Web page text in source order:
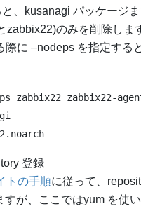
、kusanagi パッケージ
zabbix22)のみを削除しま
際に –nodeps を指定す
zabbix22 zabbix22-
登録
トの手順に従って、
すが、ここではyum を使い